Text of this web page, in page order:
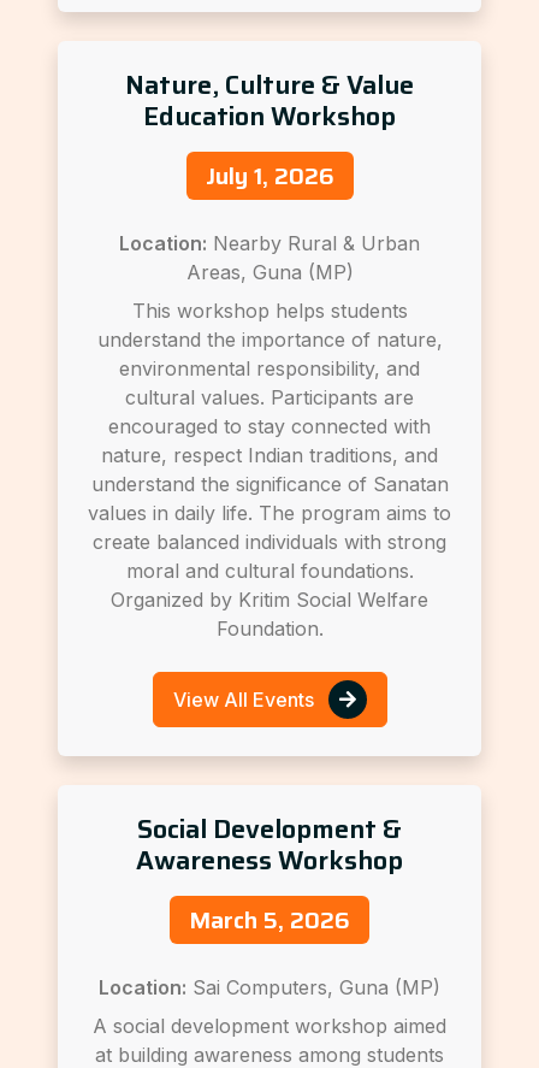
Nature, Culture & Value
Education Workshop
July 1, 2026
Location: Nearby Rural & Urban
Areas, Guna (MP)
This workshop helps students
understand the importance of nature,
environmental responsibility, and
cultural values. Participants are
encouraged to stay connected with
nature, respect Indian traditions, and
understand the significance of Sanatan
values in daily life. The program aims to
create balanced individuals with strong
moral and cultural foundations.
Organized by Kritim Social Welfare
Foundation.
View All Events
Social Development &
Awareness Workshop
March 5, 2026
Location: Sai Computers, Guna (MP)
A social development workshop aimed
at building awareness among students